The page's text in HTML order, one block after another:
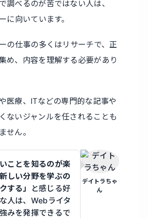
調べるのが苦ではない人は、
に向いています。
の仕事の多くはリサーチで、正
め、内容を理解する必要があり
医療、ITなどの専門的な記事や
ないジャンルを任されることも
せん。
デイトラちゃ
ん
いことを知るのが楽
しい分野を学ぶの
する」
と感じる好
人は、Webライタ
みを発揮できるで